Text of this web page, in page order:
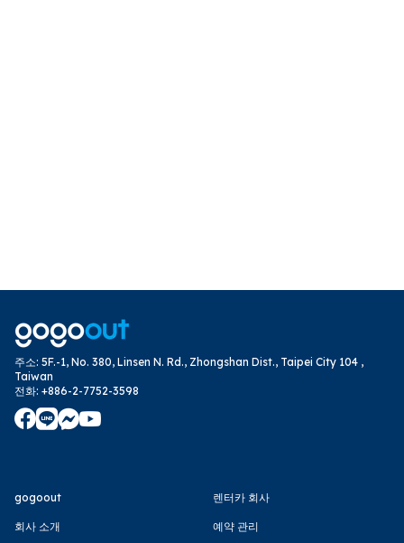
주소: 5F.-1, No. 380, Linsen N. Rd., Zhongshan Dist., Taipei City 104 ,
Taiwan
전화: +886-2-7752-3598
gogoout
회사 소개
렌터카 회사
예약 관리